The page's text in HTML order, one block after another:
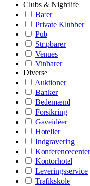
Clubs & Nightlife
Barer
Private Klubber
Pub
Stripbarer
Venues
Vinbarer
Diverse
Auktioner
Banker
Bedemænd
Forsikring
Gaveidéer
Hoteller
Indgravering
Konferencecenter
Kontorhotel
Leveringsservice
Trafikskole